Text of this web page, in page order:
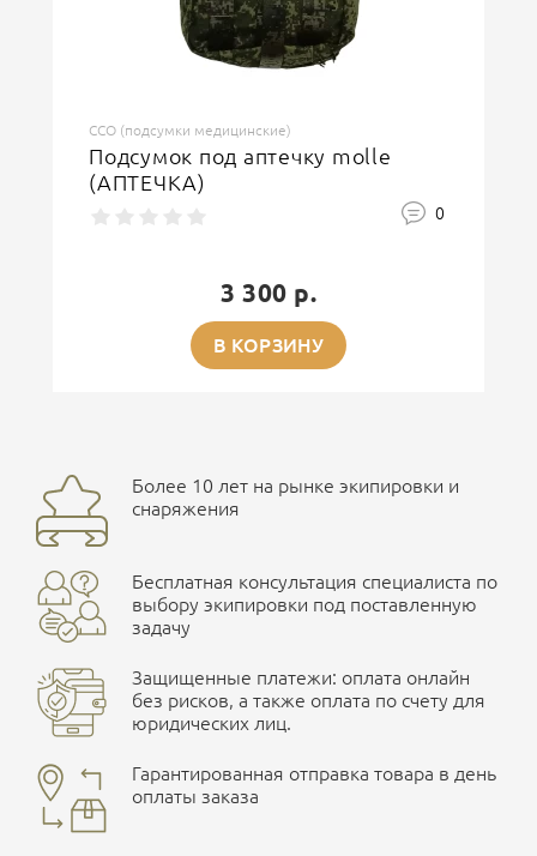
ССО (подсумки медицинские)
Подсумок под аптечку molle
(АПТЕЧКА)
0
3 300 р.
В КОРЗИНУ
Более 10 лет на рынке экипировки и
снаряжения
Бесплатная консультация специалиста по
выбору экипировки под поставленную
задачу
Защищенные платежи: оплата онлайн
без рисков, а также оплата по счету для
юридических лиц.
Гарантированная отправка товара в день
оплаты заказа